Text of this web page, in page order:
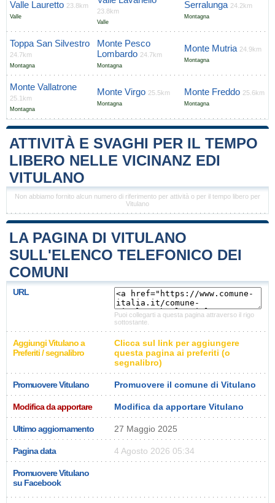
Valle Lauretto 23.8km
Valle
23.8km
Valle
Serralunga 24.2km
Montagna
Toppa San Silvestro
24.7km
Montagna
Monte Pesco
Lombardo 24.7km
Montagna
Monte Mutria 24.9km
Montagna
Monte Vallatrone
25.1km
Montagna
Monte Virgo 25.5km
Montagna
Monte Freddo 25.6km
Montagna
ATTIVITÀ E SVAGHI PER IL TEMPO
LIBERO NELLE VICINANZ EDI
VITULANO
Non abbiamo fornito alcun numero di riferimento per attività o per il tempo libero per
Vitulano
LA PAGINA DI VITULANO
SULL'ELENCO TELEFONICO DEI
COMUNI
URL
Puoi collegarti a questa pagina attraverso il rigo
sottostante.
Aggiungi Vitulano a
Preferiti / segnalibro
Clicca sul link per aggiungere
questa pagina ai preferiti (o
segnalibro)
Promuovere Vitulano Promuovere il comune di Vitulano
Modifica da apportare Modifica da apportare Vitulano
Ultimo aggiornamento 27 Maggio 2025
Pagina data 4 Agosto 2026 05:34
Promuovere Vitulano
su Facebook